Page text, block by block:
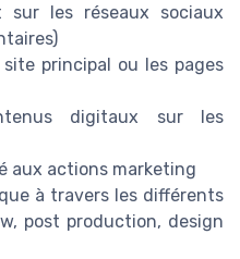
sur les réseaux sociaux
principal ou les pages
digitaux sur les
aux actions marketing
à travers les différents
post production, design